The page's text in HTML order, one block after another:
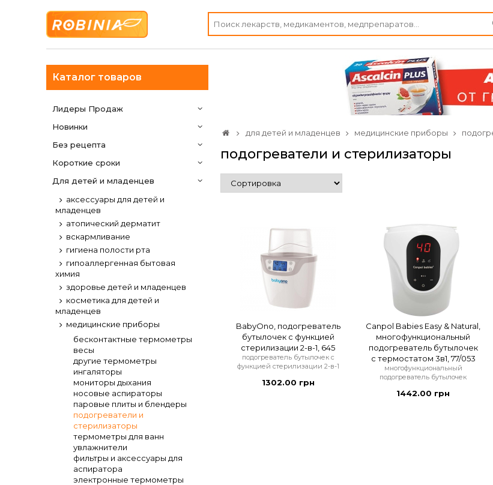
Каталог товаров
Лидеры Продаж
Новинки
Без рецепта
Короткие сроки
Для детей и младенцев
аксессуары для детей и
младенцев
атопический дерматит
вскармливание
гигиена полости рта
гипоаллергенная бытовая
химия
здоровье детей и младенцев
косметика для детей и
младенцев
медицинские приборы
бесконтактные термометры
весы
другие термометры
ингаляторы
мониторы дыхания
носовые аспираторы
паровые плиты и блендеры
подогреватели и
стерилизаторы
термометры для ванн
увлажнители
фильтры и аксессуары для
аспиратора
электронные термометры
для детей и младенцев медицинские приборы
подогреватели и стерилизаторы
BabyOno, подогреватель
бутылочек с функцией
стерилизации 2-в-1, 645
подогреватель бутылочек с
функцией стерилизации 2-в-1
1302.00 грн
Canpol Babies Easy & Natural,
многофункциональный
подогреватель бутылочек
с термостатом 3в1, 77/053
многофункциональный
подогреватель бутылочек
1442.00 грн